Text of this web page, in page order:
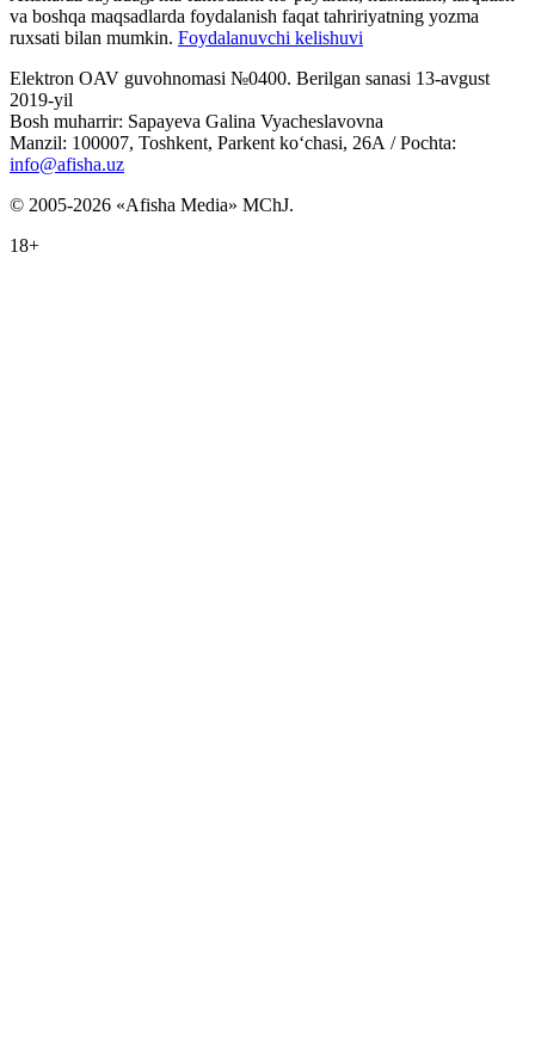
va boshqa maqsadlarda foydalanish faqat tahririyatning yozma
ruxsati bilan mumkin. Foydalanuvchi kelishuvi
Elektron OAV guvohnomasi №0400. Berilgan sanasi 13-avgust
2019-yil
Bosh muharrir: Sapayeva Galina Vyacheslavovna
Manzil: 100007, Toshkent, Parkent ko‘chasi, 26А / Pochta:
info@afisha.uz
© 2005-2026 «Afisha Media» MChJ.
18+